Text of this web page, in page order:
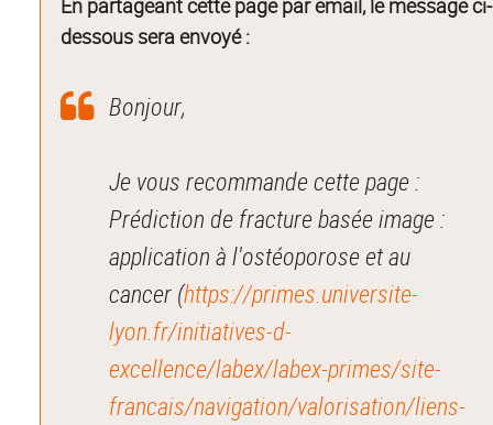
En partageant cette page par email, le message ci-
dessous sera envoyé :
Bonjour,
Je vous recommande cette page :
Prédiction de fracture basée image :
application à l'ostéoporose et au
cancer (https://primes.universite-
lyon.fr/initiatives-d-
excellence/labex/labex-primes/site-
francais/navigation/valorisation/liens-